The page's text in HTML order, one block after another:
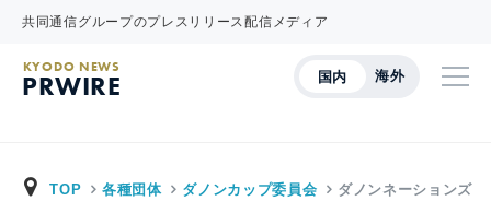
共同通信グループのプレスリリース配信メディア
国内 海外
KYODO NEWS
PRWIRE
TOP 各種団体 ダノンカップ委員会 ダノンネーションズ